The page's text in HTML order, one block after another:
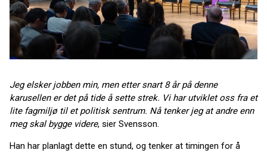
Jeg elsker jobben min, men etter snart 8 år på denne
karusellen er det på tide å sette strek. Vi har utviklet oss fra et
lite fagmiljø til et politisk sentrum. Nå tenker jeg at andre enn
meg skal bygge videre, sier Svensson.
Han har planlagt dette en stund, og tenker at timingen for å